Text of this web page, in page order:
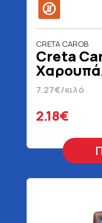
CRETA CAROB
Creta
7.27€/κιλό
2.18€